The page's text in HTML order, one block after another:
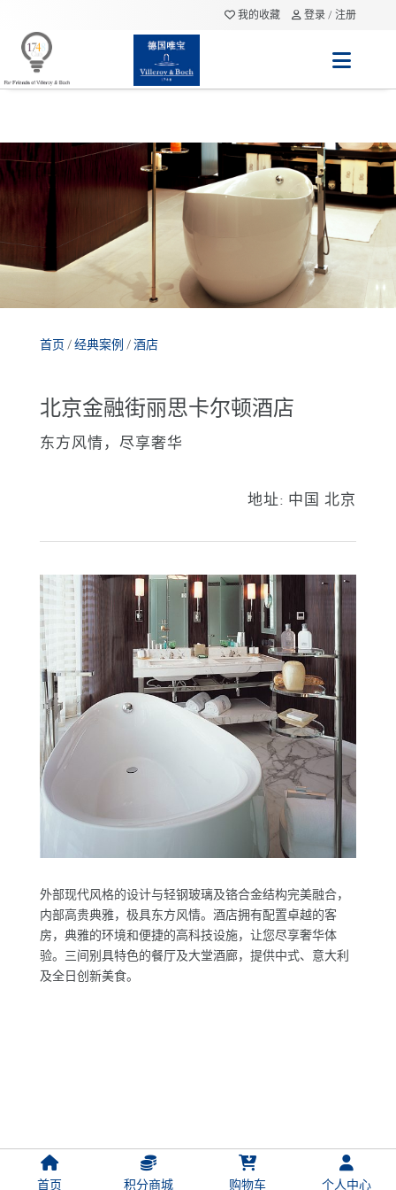
我的收藏 登录 / 注册
首页 /经典案例 /酒店
北京金融街丽思卡尔顿酒店
东方风情，尽享奢华
地址: 中国 北京
外部现代风格的设计与轻钢玻璃及铬合金结构完美融合，
内部高贵典雅，极具东方风情。酒店拥有配置卓越的客
房，典雅的环境和便捷的高科技设施，让您尽享奢华体
验。三间别具特色的餐厅及大堂酒廊，提供中式、意大利
及全日创新美食。
首页 积分商城 购物车 个人中心